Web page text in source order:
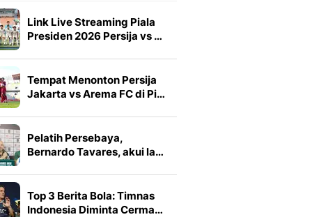
Link Live Streaming Piala
Presiden 2026 Persija vs …
Tempat Menonton Persija
Jakarta vs Arema FC di Pi…
Pelatih Persebaya,
Bernardo Tavares, akui la…
Top 3 Berita Bola: Timnas
Indonesia Diminta Cerma…